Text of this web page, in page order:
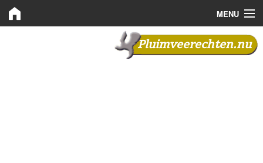
MENU
Pluimveerechten.nu